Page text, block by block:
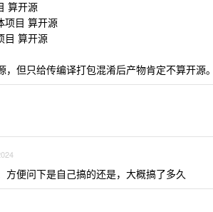
算开源
项目 算开源
目 算开源
但只给传编译打包混淆后产物肯定不算开源。
方便问下是自己搞的还是，大概搞了多久